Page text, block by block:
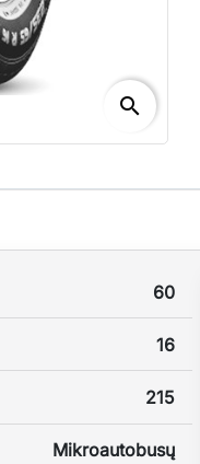
search
60
16
215
Mikroautobusų